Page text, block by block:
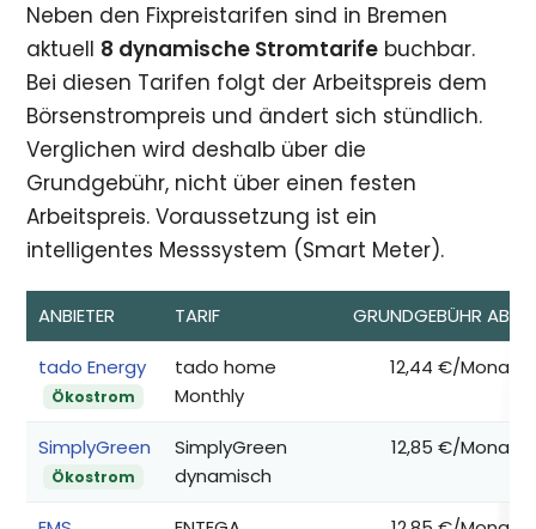
Neben den Fixpreistarifen sind in Bremen
aktuell 8 dynamische Stromtarife buchbar.
Bei diesen Tarifen folgt der Arbeitspreis dem
Börsenstrompreis und ändert sich stündlich.
Verglichen wird deshalb über die
Grundgebühr, nicht über einen festen
Arbeitspreis. Voraussetzung ist ein
intelligentes Messsystem (Smart Meter).
ANBIETER TARIF GRUNDGEBÜHR AB*
tado Energy
Ökostrom
tado home
Monthly
12,44 €/Monat
SimplyGreen
Ökostrom
SimplyGreen
dynamisch
12,85 €/Monat